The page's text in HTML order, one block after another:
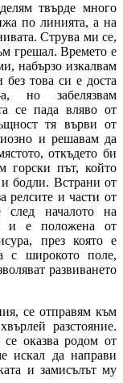
твърде много
по линията, а на
Струва ми се,
грешал. Времето е
набързо изкалвам
това си е доста
но забелязвам
се пада вляво от
тя върви от
и решавам да
откъдето би
горски път, който
и бодли. Встрани от
релсите и части от
след началото на
и е положена от
през която е
с широкото поле,
развиването
се отправям към
разстояние.
се оказва родом от
искал да направи
и замисълът му